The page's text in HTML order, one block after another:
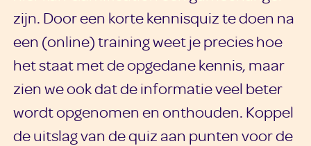
zijn. Door een korte kennisquiz te doen na
een (online) training weet je precies hoe
het staat met de opgedane kennis, maar
zien we ook dat de informatie veel beter
wordt opgenomen en onthouden. Koppel
de uitslag van de quiz aan punten voor de